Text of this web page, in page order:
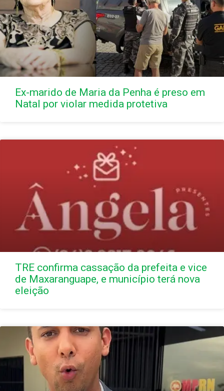
Ex-marido de Maria da Penha é preso em
Natal por violar medida protetiva
TRE confirma cassação da prefeita e vice
de Maxaranguape, e município terá nova
eleição